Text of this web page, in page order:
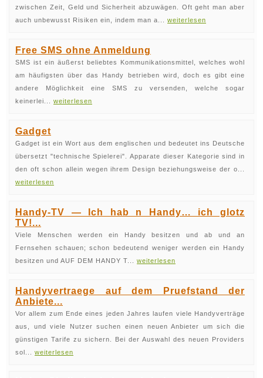
zwischen Zeit, Geld und Sicherheit abzuwägen. Oft geht man aber
auch unbewusst Risiken ein, indem man a... weiterlesen
Free SMS ohne Anmeldung
SMS ist ein äußerst beliebtes Kommunikationsmittel, welches wohl
am häufigsten über das Handy betrieben wird, doch es gibt eine
andere Möglichkeit eine SMS zu versenden, welche sogar
keinerlei... weiterlesen
Gadget
Gadget ist ein Wort aus dem englischen und bedeutet ins Deutsche
übersetzt "technische Spielerei". Apparate dieser Kategorie sind in
den oft schon allein wegen ihrem Design beziehungsweise der o...
weiterlesen
Handy-TV — Ich hab n Handy… ich glotz
TV!...
Viele Menschen werden ein Handy besitzen und ab und an
Fernsehen schauen; schon bedeutend weniger werden ein Handy
besitzen und AUF DEM HANDY T... weiterlesen
Handyvertraege auf dem Pruefstand der
Anbiete...
Vor allem zum Ende eines jeden Jahres laufen viele Handyverträge
aus, und viele Nutzer suchen einen neuen Anbieter um sich die
günstigen Tarife zu sichern. Bei der Auswahl des neuen Providers
sol... weiterlesen